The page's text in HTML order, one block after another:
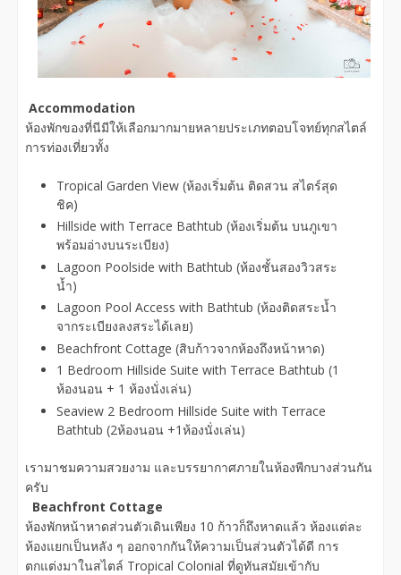
Accommodation
ห้องพักของที่นีมีให้เลือกมากมายหลายประเภทตอบโจทย์ทุกสไตล์
การท่องเที่ยวทั้ง
Tropical Garden View (ห้องเริ่มต้น ติดสวน สไตร์สุด
ชิค)
Hillside with Terrace Bathtub (ห้องเริ่มต้น บนภูเขา
พร้อมอ่างบนระเบียง)
Lagoon Poolside with Bathtub (ห้องชั้นสองวิวสระ
น้ำ)
Lagoon Pool Access with Bathtub (ห้องติดสระน้ำ
จากระเบียงลงสระได้เลย)
Beachfront Cottage (สิบก้าวจากห้องถึงหน้าหาด)
1 Bedroom Hillside Suite with Terrace Bathtub (1
ห้องนอน + 1 ห้องนั่งเล่น)
Seaview 2 Bedroom Hillside Suite with Terrace
Bathtub (2ห้องนอน +1ห้องนั่งเล่น)
เรามาชมความสวยงาม และบรรยากาศภายในห้องพีกบางส่วนกัน
ครับ
Beachfront Cottage
ห้องพักหน้าหาดส่วนตัวเดินเพียง 10 ก้าวก็ถึงหาดแล้ว ห้องแต่ละ
ห้องแยกเป็นหลัง ๆ ออกจากกันให้ความเป็นส่วนตัวได้ดี การ
ตกแต่งมาในสไตล์ Tropical Colonial ที่ดูทันสมัยเข้ากับ